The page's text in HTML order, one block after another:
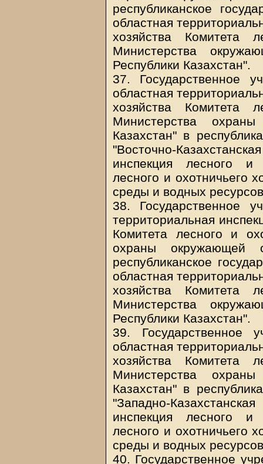
республиканское
областная
хозяйства Комитета
Министерства
Республики Казахстан".
37. Государственное
областная
хозяйства Комитета
Министерства
Казахстан" в
"Восточно-
инспекция лесного и
лесного и охотничьего
среды и водных
38. Государственное
территориальная
Комитета лесного и
охраны окружающей
республиканское
областная
хозяйства Комитета
Министерства
Республики Казахстан".
39. Государственное
областная
хозяйства Комитета
Министерства
Казахстан" в
"Западно-
инспекция лесного и
лесного и охотничьего
среды и водных
40. Государственное